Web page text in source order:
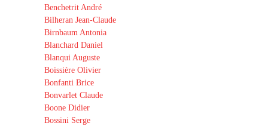
Benchetrit André
Bilheran Jean-Claude
Birnbaum Antonia
Blanchard Daniel
Blanqui Auguste
Boissière Olivier
Bonfanti Brice
Bonvarlet Claude
Boone Didier
Bossini Serge